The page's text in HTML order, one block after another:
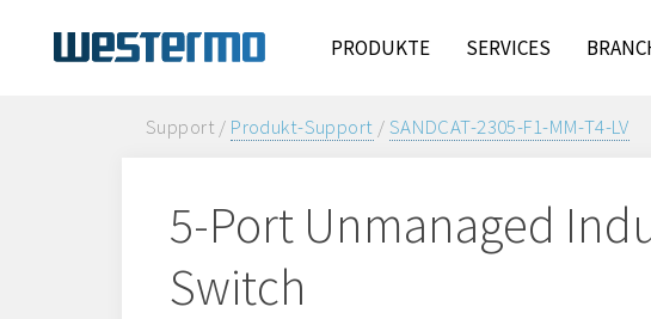
PRODUKTE SERVICES
Support / Produkt-Support /SANDCAT-2305-F1-MM-T4-LV
5-Port Unmanaged
Switch